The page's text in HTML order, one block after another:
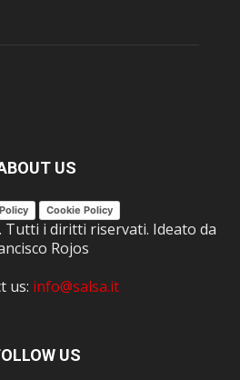
US
Cookie Policy
Tutti i diritti riservati. Ideato da
Rojos
us: info@salsa.it
US